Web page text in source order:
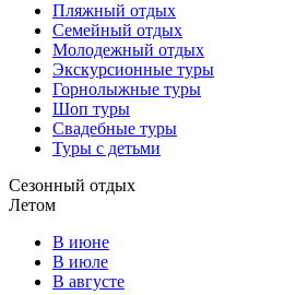
Пляжный отдых
Семейный отдых
Молодежный отдых
Экскурсионные туры
Горнолыжные туры
Шоп туры
Свадебные туры
Туры с детьми
Сезонный отдых
Летом
В июне
В июле
В августе